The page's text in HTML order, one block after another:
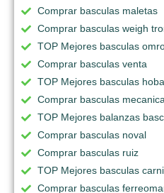
Comprar basculas maletas
Comprar basculas weigh
TOP Mejores basculas
Comprar basculas venta
TOP Mejores basculas
Comprar basculas
TOP Mejores balanzas
Comprar basculas noval
Comprar basculas ruiz
TOP Mejores basculas
Comprar basculas